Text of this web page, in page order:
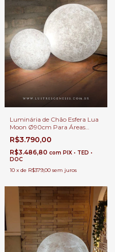
Luminária de Chão Esfera Lua
Moon Ø90cm Para Áreas
Internas e Externas.
R$3.790,00
R$3.486,80 com PIX • TED •
DOC
10 x de R$379,00 sem juros